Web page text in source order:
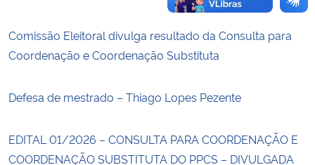
Comissão Eleitoral divulga resultado da Consulta para
Coordenação e Coordenação Substituta
Defesa de mestrado – Thiago Lopes Pezente
EDITAL 01/2026 – CONSULTA PARA COORDENAÇÃO E
COORDENAÇÃO SUBSTITUTA DO PPCS – DIVULGADA